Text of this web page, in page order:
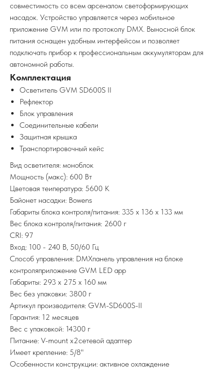
совместимость со всем арсеналом светоформирующих
насадок. Устройство управляется через мобильное
приложение GVM или по протоколу DMX. Выносной блок
питания оснащен удобным интерфейсом и позволяет
подключать прибор к профессиональным аккумуляторам для
автономной работы.
Комплектация
Осветитель GVM SD600S II
Рефлектор
Блок управления
Соединительные кабели
Защитная крышка
Транспортировочный кейс
Вид осветителя: моноблок
Мощность (макс): 600 Вт
Цветовая теипература: 5600 K
Байонет насадки: Bowens
Габариты блока контроля/питания: 335 x 136 x 133 мм
Вес блока контроля/питания: 2600 г
CRI: 97
Вход: 100 - 240 В, 50/60 Гц
Способ управления: DMXпанель управления на блоке
контроляприложение GVM LED app
Габариты: 293 x 275 x 160 мм
Вес без упаковки: 3800 г
Артикул производителя: GVM-SD600S-II
Гарантия: 12 месяцев
Вес с упаковкой: 14300 г
Питание: V-mount x2сетевой адаптер
Имеет крепление: 5/8"
Особенности конструкции: активное охлаждение